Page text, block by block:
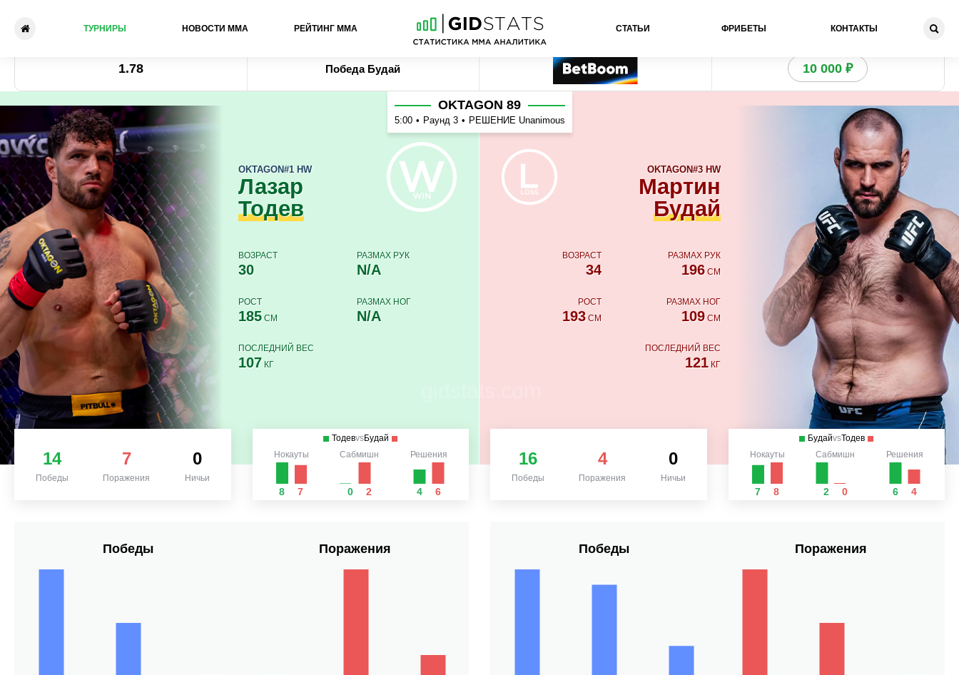
ТУРНИРЫ НОВОСТИ ММА РЕЙТИНГ ММА СТАТЬИ ФРИБЕТЫ КОНТАКТЫ
Лазар Тодев - Мартин Будай
Коэффициент Ставка Букмекер Получи бонус
1.78 Победа Будай 10 000 ₽
Лазар
Тодев
OKTAGON#1 HW
ВОЗРАСТ
30
РАЗМАХ РУК
N/A
РОСТ
185СМ
РАЗМАХ НОГ
N/A
ПОСЛЕДНИЙ ВЕС
107 КГ
OKTAGON 89
5:00 • Раунд 3 • РЕШЕНИЕ Unanimous
Мартин
Будай
OKTAGON#3 HW
ВОЗРАСТ
34
РАЗМАХ РУК
196СМ
РОСТ
193 СМ
РАЗМАХ НОГ
109СМ
ПОСЛЕДНИЙ ВЕС
121КГ
14
Победы
7
Поражения
0
Ничьи
ТодевvsБудай
Нокауты
8 7
Сабмишн
0 2
Решения
4 6
16
Победы
4
Поражения
0
Ничьи
БудайvsТодев
Нокауты
7 8
Сабмишн
2 0
Решения
6 4
Победы Поражения Победы Поражения